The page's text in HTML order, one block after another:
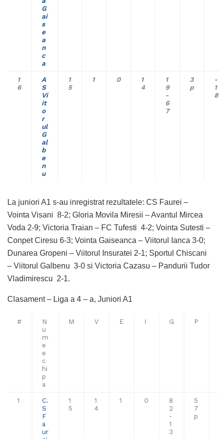
G
ai
s
e
a
n
c
a
1
6
A
S
Vi
it
o
r
ul
G
al
b
e
n
u
1
5
1 0
1
4
1
9
-
6
7
3
p
-
1
8
La juniori A1 s-au inregistrat rezultatele: CS Faurei –
Vointa Visani 8-2; Gloria Movila Miresii – Avantul Mircea
Voda 2-9; Victoria Traian – FC Tufesti 4-2; Vointa Sutesti –
Conpet Ciresu 6-3; Vointa Gaiseanca – Viitorul Ianca 3-0;
Dunarea Gropeni – Viitorul Insuratei 2-1; Sportul Chiscani
– Viitorul Galbenu 3-0 si Victoria Cazasu – Pandurii Tudor
Vladimirescu 2-1.
Clasament – Liga a 4 – a, Juniori A1
#
N
u
m
e
e
c
hi
p
a
M V E I G P
1
C.
S
F
a
ur
1
5
1
4
1 0
8
2
-
1
3
5
7
p